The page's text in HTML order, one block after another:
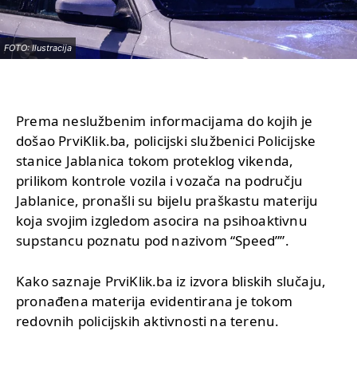
FOTO: Ilustracija
Prema neslužbenim informacijama do kojih je
došao PrviKlik.ba, policijski službenici Policijske
stanice Jablanica tokom proteklog vikenda,
prilikom kontrole vozila i vozača na području
Jablanice, pronašli su bijelu praškastu materiju
koja svojim izgledom asocira na psihoaktivnu
supstancu poznatu pod nazivom “Speed””.
Kako saznaje PrviKlik.ba iz izvora bliskih slučaju,
pronađena materija evidentirana je tokom
redovnih policijskih aktivnosti na terenu.